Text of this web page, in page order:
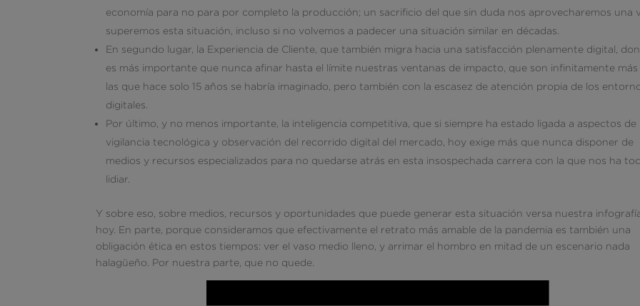
economía para no para por completo la producción; un sacrificio del que sin duda nos aprovecharemos una
superemos esta situación, incluso si no volvemos a padecer una situación similar en décadas.
En segundo lugar, la Experiencia de Cliente, que también migra hacia una satisfacción plenamente digital,
es más importante que nunca afinar hasta el límite nuestras ventanas de impacto, que son infinitamente más
las que hace solo 15 años se habría imaginado, pero también con la escasez de atención propia de los
digitales.
Por último, y no menos importante, la inteligencia competitiva, que si siempre ha estado ligada a aspectos de
vigilancia tecnológica y observación del recorrido digital del mercado, hoy exige más que nunca disponer de
medios y recursos especializados para no quedarse atrás en esta insospechada carrera con la que nos ha
lidiar.
Y sobre eso, sobre medios, recursos y oportunidades que puede generar esta situación versa nuestra
hoy. En parte, porque consideramos que efectivamente el retrato más amable de la pandemia es también una
obligación ética en estos tiempos: ver el vaso medio lleno, y arrimar el hombro en mitad de un escenario nada
halagüeño. Por nuestra parte, que no quede.